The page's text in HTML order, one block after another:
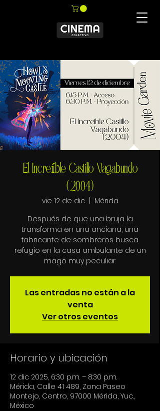
El Increíble Castillo Vagabundo
(2004)
vie 12 de dic
  |
Mérida
Después de que una bruja la
transforma en una anciana, una
fabricante de sombreros busca
refugio en la casa ambulante de un
mago muy peculiar.
Las entradas no están a la
venta
Ver otros eventos
Horario y ubicación
12 dic 2025, 6:30 p.m. – 8:30 p.m.
Mérida, Calle 41 489, Zona Paseo
Montejo, Centro, 97000 Mérida, Yuc.,
México